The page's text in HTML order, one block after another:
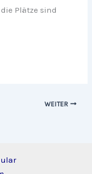
Plätze sind
WEITER